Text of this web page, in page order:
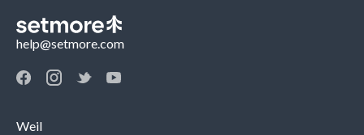
help@setmore.com
Weil